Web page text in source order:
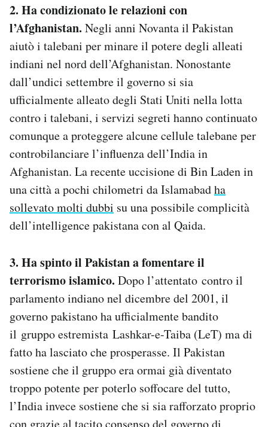
2. Ha condizionato le relazioni con
l’Afghanistan. Negli anni Novanta il Pakistan
aiutò i talebani per minare il potere degli alleati
indiani nel nord dell’Afghanistan. Nonostante
dall’undici settembre il governo si sia
ufficialmente alleato degli Stati Uniti nella lotta
contro i talebani, i servizi segreti hanno continuato
comunque a proteggere alcune cellule talebane per
controbilanciare l’influenza dell’India in
Afghanistan. La recente uccisione di Bin Laden in
una città a pochi chilometri da Islamabadha
sollevato molti dubbi su una possibile complicità
dell’intelligence pakistana con al Qaida.
3. Ha spinto il Pakistan a fomentare il
terrorismo islamico. Dopo l’attentato contro il
parlamento indiano nel dicembre del 2001, il
governo pakistano ha ufficialmente bandito
il gruppo estremista Lashkar-e-Taiba (LeT) ma di
fatto ha lasciato che prosperasse. Il Pakistan
sostiene che il gruppo era ormai già diventato
troppo potente per poterlo soffocare del tutto,
l’India invece sostiene che si sia rafforzato proprio
con grazie al tacito consenso del governo di